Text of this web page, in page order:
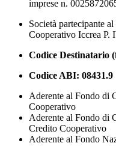
imprese n.
Società partecipante
Cooperativo Iccrea P.
Codice Destinatario
Codice ABI: 08431.9
Aderente al Fondo di
Cooperativo
Aderente al Fondo di
Credito Cooperativo
Aderente al Fondo